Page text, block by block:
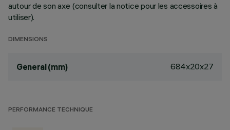
autour de son axe (consulter la notice pour les accessoires à
utiliser).
DIMENSIONS
General (mm) 684x20x27
PERFORMANCE TECHNIQUE